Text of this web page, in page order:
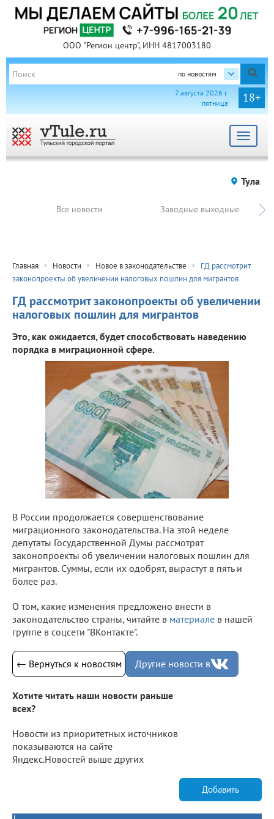
ООО "Регион центр", ИНН 4817003180
по новостям
18+
7 августа 2026 г.
пятница
Toggle
Тула
Все новости Заводные выходные
Главная Новости Новое в законодательстве
ГД рассмотрит
законопроекты об увеличении налоговых пошлин для мигрантов
ГД рассмотрит законопроекты об увеличении
налоговых пошлин для мигрантов
Это, как ожидается, будет способствовать наведению
порядка в миграционной сфере.
В России продолжается совершенствование
миграционного законодательства. На этой неделе
депутаты Государственной Думы рассмотрят
законопроекты об увеличении налоговых пошлин для
мигрантов. Суммы, если их одобрят, вырастут в пять и
более раз.
О том, какие изменения предложено внести в
законодательство страны, читайте в материале в нашей
группе в соцсети "ВКонтакте".
← Вернуться к новостям Другие новости в
Хотите читать наши новости раньше
всех?
Новости из приоритетных источников
показываются на сайте
Яндекс.Новостей выше других
Добавить